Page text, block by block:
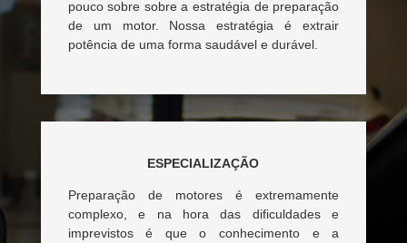
pouco sobre sobre a estratégia de preparação
de um motor. Nossa estratégia é extrair
potência de uma forma saudável e durável.
ESPECIALIZAÇÃO
Preparação de motores é extremamente
complexo, e na hora das dificuldades e
imprevistos é que o conhecimento e a